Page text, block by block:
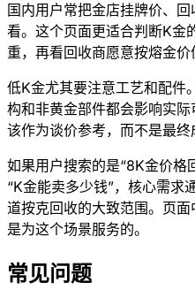
国内用户常把金店挂牌价、
看。这个页面更适合判断K金
重，再看回收商愿意按熔金价
低K金尤其要注意工艺和配件
构和非黄金部件都会影响实
该作为谈价参考，而不是最终
如果用户搜索的是“8K金价格
“K金能卖多少钱”，核心需求
道按克回收的大致范围。页
是为这个场景服务的。
常见问题